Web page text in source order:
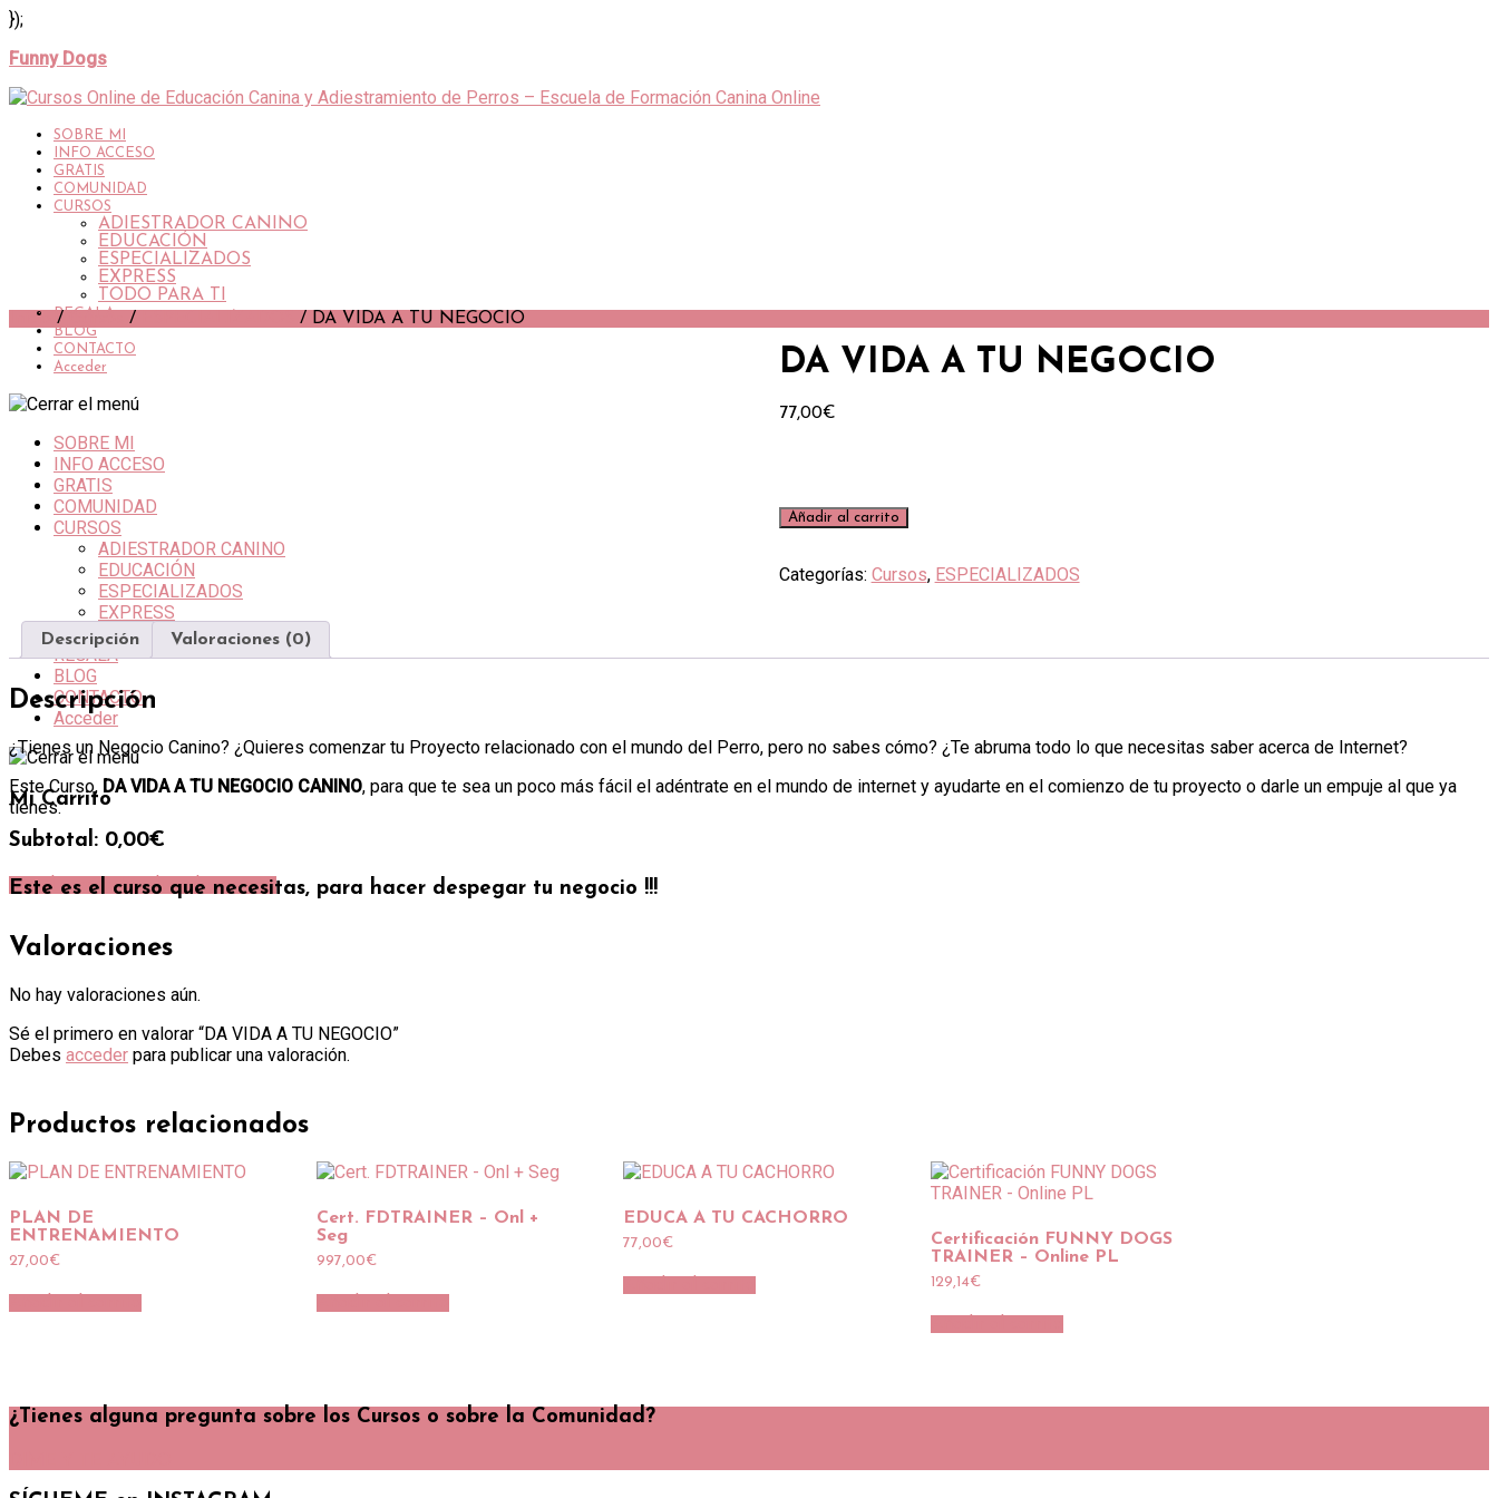
});
Funny Dogs
SOBRE MI
INFO ACCESO
GRATIS
COMUNIDAD
CURSOS
ADIESTRADOR CANINO
EDUCACIÓN
ESPECIALIZADOS
EXPRESS
TODO PARA TI
REGALA
BLOG
CONTACTO
Acceder
SOBRE MI
INFO ACCESO
GRATIS
COMUNIDAD
CURSOS
ADIESTRADOR CANINO
EDUCACIÓN
ESPECIALIZADOS
EXPRESS
TODO PARA TI
REGALA
BLOG
CONTACTO
Acceder
Mi Carrito
Subtotal: 0,00€
Ver el carritoFinalizar la compra
Inicio / / / DA VIDA A TU NEGOCIO
DA VIDA A TU NEGOCIO
77,00€
DA
TU
Añadir al carrito
Categorías: Cursos, ESPECIALIZADOS
Descripción Valoraciones (0)
Descripción
¿Tienes un Negocio Canino? ¿Quieres comenzar tu Proyecto relacionado con el mundo del Perro, pero no sabes cómo? ¿Te abruma todo lo que necesitas saber acerca de Internet?
Este Curso, DA VIDA A TU NEGOCIO CANINO, para que te sea un poco más fácil el adéntrate en el mundo de internet y ayudarte en el comienzo de tu proyecto o darle un empuje al que ya
tienes.
Este es el curso que necesitas, para hacer despegar tu negocio !!!
Valoraciones
No hay valoraciones aún.
Sé el primero en valorar “DA VIDA A TU NEGOCIO”
Debes acceder para publicar una valoración.
Productos relacionados
PLAN DE
ENTRENAMIENTO
27,00€
Cert. FDTRAINER – Onl +
Seg
997,00€
EDUCA A TU CACHORRO
77,00€
Certificación FUNNY DOGS
TRAINER – Online PL
129,14€
¿Tienes alguna pregunta sobre los Cursos o sobre la Comunidad?